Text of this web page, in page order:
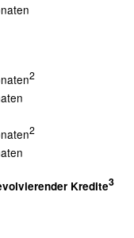
2
2
Kredite3